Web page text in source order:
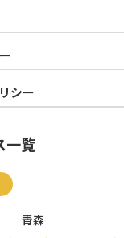
シー
一覧
青森